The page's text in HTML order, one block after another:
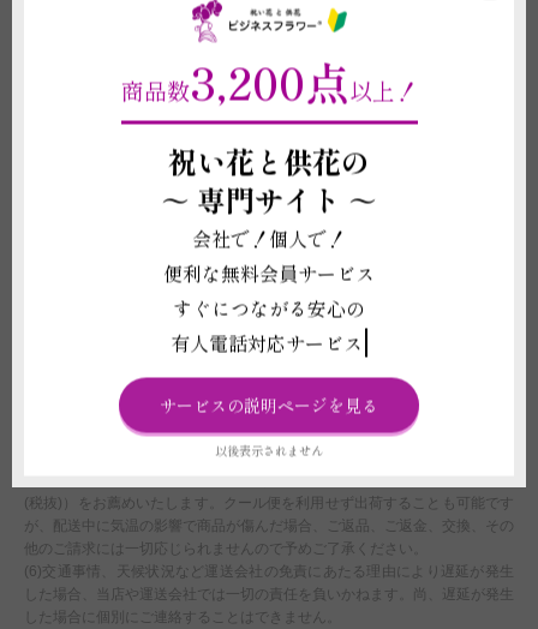
はご注文者様に全額負担いただきます。
(1)北海道・沖縄へのお届けは別途1,000円（税別）の追加送料オプションの
購入をお忘れになれれた場合は、当店にて請求金額の追加変更をさせていた
(2)平日12:00以降、土曜日12:00以降、及び営業時間外または休業日にいた
だいたご注文につきましては、翌営業日をもってご注文を承諾したものとさ
(3)ライブや式典、結婚式などイベント会場へお届けする場合、お届け先側
で搬入日時を指定されている場合は、配達時間のご選択にかかわらず、先方
の指示に従い配送いたします。なお、先方の指定時間での対応が難しい場合
は、商品変更等や配送日時変更をご相談することや、ご注文をお断りさせて
(4)注文フォームでお届け時間帯のご指定いただいたとしても、運送会社の
規定に伴い、確約はできません。あくまでご希望として承りますので、予め
ご了承ください。
(5)お届け先地域の最低気温が0度以下または最高気温が30度以上の時期は、
(税抜)）をお薦めいたします。クール便を利用せず出荷することも可能です
が、配送中に気温の影響で商品が傷んだ場合、ご返品、ご返金、交換、その
他のご請求には一切応じられませんので予めご了承ください。
(6)交通事情、天候状況など運送会社の免責にあたる理由により遅延が発生
した場合、当店や運送会社では一切の責任を負いかねます。尚、遅延が発生
した場合に個別にご連絡することはできません。
商品数3,200点以上！
祝い花と供花の
～ 専門サイト ～
会社で！個人で！
便利な無料会員サービス
すぐにつながる安心の
有人電話対応サービス
サービスの説明ページを見る
以後表示されません